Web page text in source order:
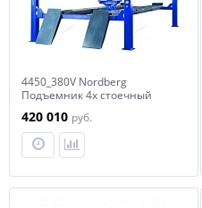
4450_380V Nordberg
Подъемник 4х стоечный
траверсой 2т, 380В
420 010 руб.